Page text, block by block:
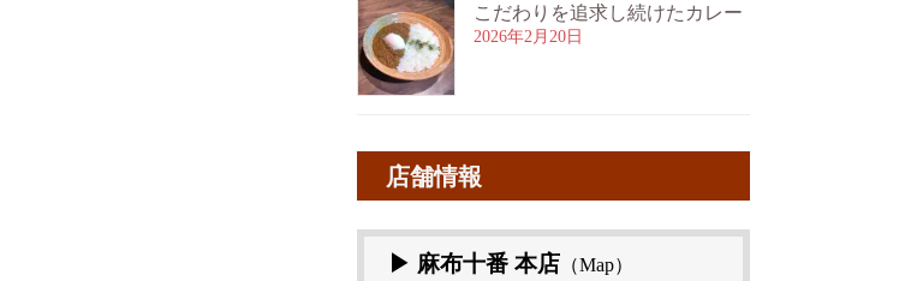
こだわりを追求し続けたカレー
2026年2月20日
店舗情報
▶ 麻布十番 本店 （Map）